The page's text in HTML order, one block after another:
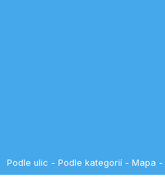
Podle ulic - Podle kategorií - Mapa -